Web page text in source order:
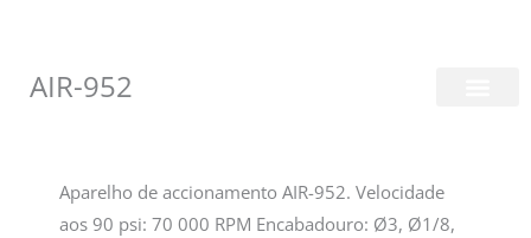
contentAIR-952
Aparelho de accionamento AIR-952. Velocidade
aos 90 psi: 70 000 RPM Encabadouro: Ø3, Ø1/8,